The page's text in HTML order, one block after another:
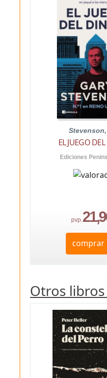
EL JUEGO
Ediciones
pvp.
comprar
Otros